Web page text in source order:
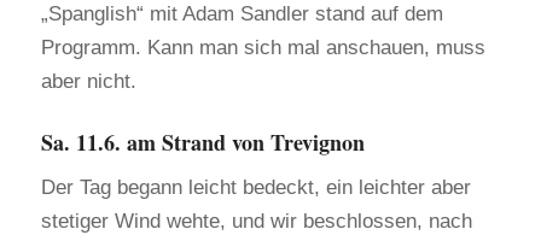
„Spanglish“ mit Adam Sandler stand auf dem
Programm. Kann man sich mal anschauen, muss
aber nicht.
Sa. 11.6. am Strand von Trevignon
Der Tag begann leicht bedeckt, ein leichter aber
stetiger Wind wehte, und wir beschlossen, nach